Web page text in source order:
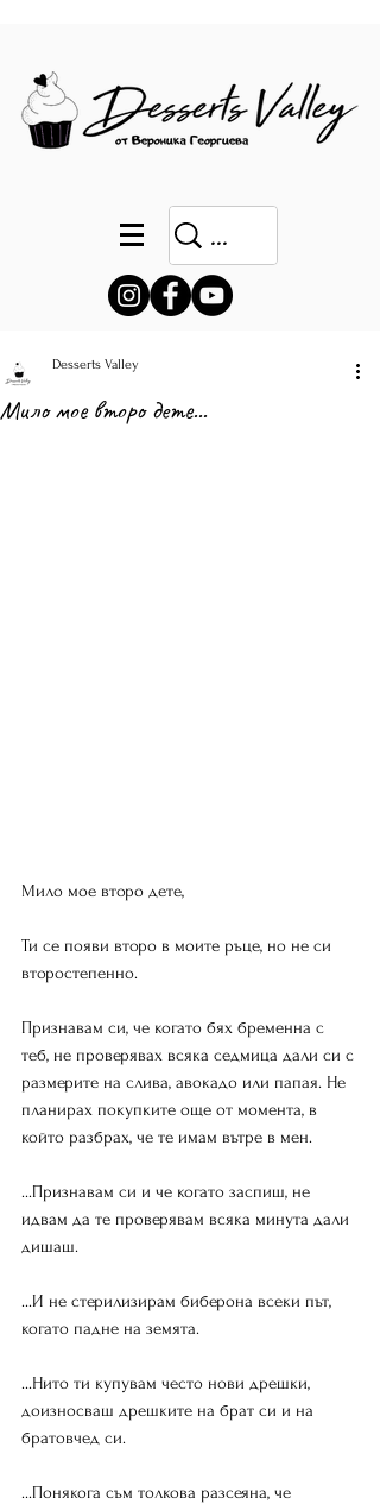
Мило мое второ дете...
Desserts Valley
Мило мое второ дете,
Ти се появи второ в моите ръце, но не си
второстепенно.
Признавам си, че когато бях бременна с
теб, не проверявах всяка седмица дали си с
размерите на слива, авокадо или папая. Не
планирах покупките още от момента, в
който разбрах, че те имам вътре в мен.
...Признавам си и че когато заспиш, не
идвам да те проверявам всяка минута дали
дишаш.
...И не стерилизирам биберона всеки път,
когато падне на земята.
...Нито ти купувам често нови дрешки,
доизносваш дрешките на брат си и на
братовчед си.
...Понякога съм толкова разсеяна, че